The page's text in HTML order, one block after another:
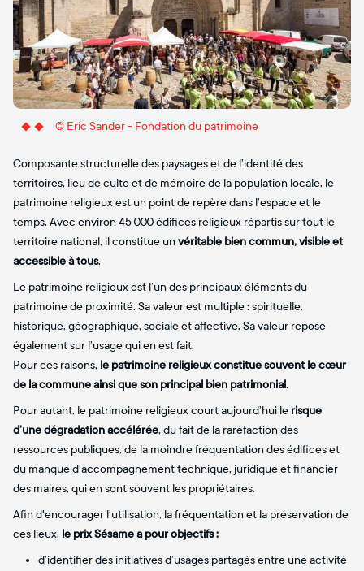
© Eric Sander - Fondation du patrimoine
Composante structurelle des paysages et de l’identité des
territoires, lieu de culte et de mémoire de la population locale, le
patrimoine religieux est un point de repère dans l’espace et le
temps. Avec environ 45 000 édifices religieux répartis sur tout le
territoire national, il constitue unvéritable bien commun, visible et
accessible à tous.
Le patrimoine religieux est l’un des principaux éléments du
patrimoine de proximité. Sa valeur est multiple : spirituelle,
historique, géographique, sociale et affective. Sa valeur repose
également sur l’usage qui en est fait.
Pour ces raisons, le patrimoine religieux constitue souvent le cœur
de la commune ainsi que son principal bien patrimonial.
Pour autant, le patrimoine religieux court aujourd’hui le risque
d’une dégradation accélérée, du fait de la raréfaction des
ressources publiques, de la moindre fréquentation des édifices et
du manque d’accompagnement technique, juridique et financier
des maires, qui en sont souvent les propriétaires.
Afin d'encourager l'utilisation, la fréquentation et la préservation de
ces lieux, le prix Sésame a pour objectifs :
d’identifier des initiatives d’usages partagés entre une activité